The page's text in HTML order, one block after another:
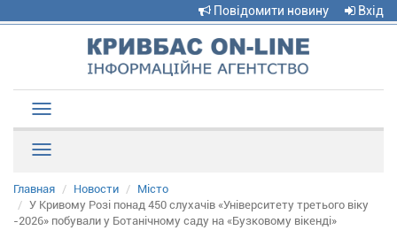
Повідомити новину Вхід
navigation
Главная Новости
Місто
У Кривому Розі понад 450 слухачів «Університету третього віку
-2026» побували у Ботанічному саду на «Бузковому вікенді»